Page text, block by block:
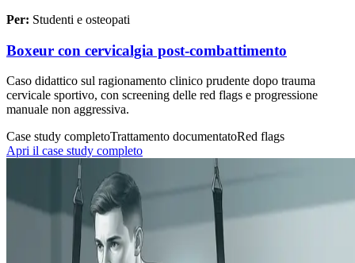
Per: Studenti e osteopati
Boxeur con cervicalgia post-combattimento
Caso didattico sul ragionamento clinico prudente dopo trauma
cervicale sportivo, con screening delle red flags e progressione
manuale non aggressiva.
Case study completoTrattamento documentatoRed flags
Apri il case study completo